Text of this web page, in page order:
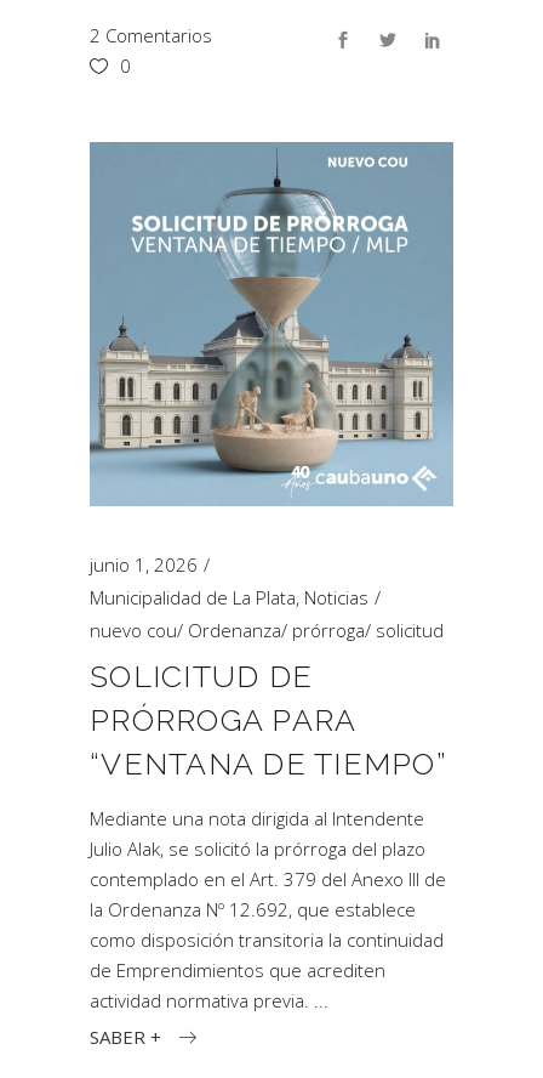
2 Comentarios
0
junio 1, 2026
Municipalidad de La Plata, Noticias
nuevo cou/ Ordenanza/ prórroga/ solicitud
SOLICITUD DE
PRÓRROGA PARA
“VENTANA DE TIEMPO”
Mediante una nota dirigida al Intendente
Julio Alak, se solicitó la prórroga del plazo
contemplado en el Art. 379 del Anexo III de
la Ordenanza Nº 12.692, que establece
como disposición transitoria la continuidad
de Emprendimientos que acrediten
actividad normativa previa.
SABER +